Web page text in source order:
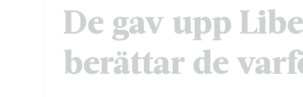
De gav upp
berättar de